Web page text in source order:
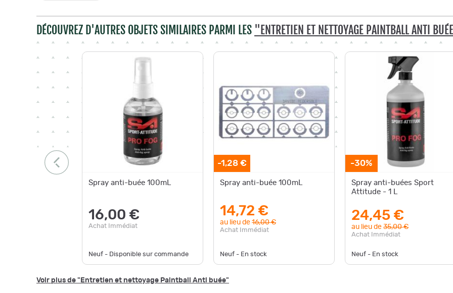
DÉCOUVREZ D'AUTRES OBJETS SIMILAIRES PARMI LES "ENTRETIEN ET NETTOYAGE PAINTBALL ANTI
Spray anti-buée 100mL
16,00 €
Achat Immédiat
Neuf - Disponible sur commande
-1,28 €
Spray anti-buée 100mL
14,72 €
au lieu de 16,00 €
Achat Immédiat
Neuf - En stock
-30%
Spray anti-buées Sport
Attitude - 1 L
24,45 €
au lieu de 35,00 €
Achat Immédiat
Neuf - En stock
Voir plus de "Entretien et nettoyage Paintball Anti buée"